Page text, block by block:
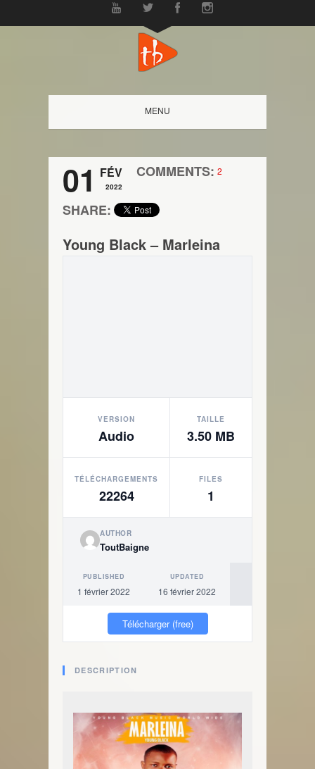
MENU
01 FÉV
2022
COMMENTS: 2
SHARE:
Young Black – Marleina
VERSION
Audio
TAILLE
3.50 MB
TÉLÉCHARGEMENTS
22264
FILES
1
AUTHOR
ToutBaigne
PUBLISHED
1 février 2022
UPDATED
16 février 2022
Télécharger (free)
DESCRIPTION